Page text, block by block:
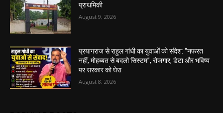
प्राथमिकी
August 9, 2026
प्रयागराज से राहुल गांधी का युवाओं को संदेश: “नफरत
नहीं, मोहब्बत से बदलो सिस्टम”, रोजगार, डेटा और भविष्य
पर सरकार को घेरा
August 8, 2026